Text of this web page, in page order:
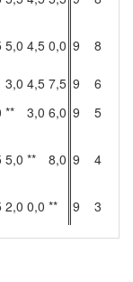
5,0 4,5 0,0 9 8
3,0 4,5 7,5 9 6
** 3,0 6,0 9 5
5,0 ** 8,0 9 4
2,0 0,0 ** 9 3